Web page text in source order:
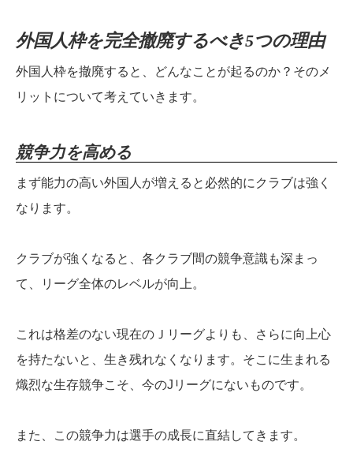
外国人枠を完全撤廃するべき5つの理由
外国人枠を撤廃すると、どんなことが起るのか？そのメ
リットについて考えていきます。
競争力を高める
まず能力の高い外国人が増えると必然的にクラブは強く
なります。
クラブが強くなると、各クラブ間の競争意識も深まっ
て、リーグ全体のレベルが向上。
これは格差のない現在のＪリーグよりも、さらに向上心
を持たないと、生き残れなくなります。そこに生まれる
熾烈な生存競争こそ、今のJリーグにないものです。
また、この競争力は選手の成長に直結してきます。